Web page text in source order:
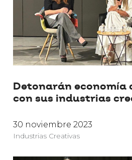
Detonarán economía
con sus industrias
30 noviembre 2023
Industrias Creativas